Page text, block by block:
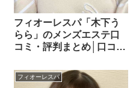
フィオーレスパ「木下う
らら」のメンズエステ口
コミ・評判まとめ│口コミ
詳しく解説！
フィオーレスパ